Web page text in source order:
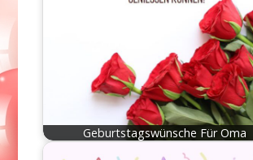
Geburtstagswünsche Für Oma